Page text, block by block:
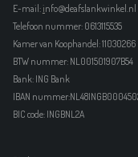
E-mail: info@deafslankwinkel.nl
Telefoon nummer: 0613115535
Kamer van Koophandel:11030266
BTW nummer: NL001501907B54
Bank: ING Bank
IBAN
BIC code: INGBNL2A